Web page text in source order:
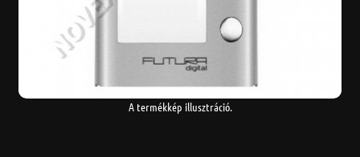
A termékkép illusztráció.